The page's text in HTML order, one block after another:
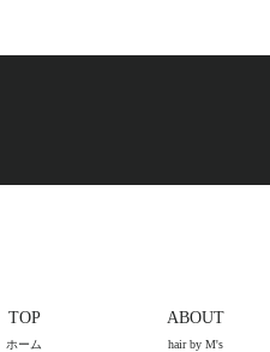
TOP
ホーム
ABOUT
hair by M's